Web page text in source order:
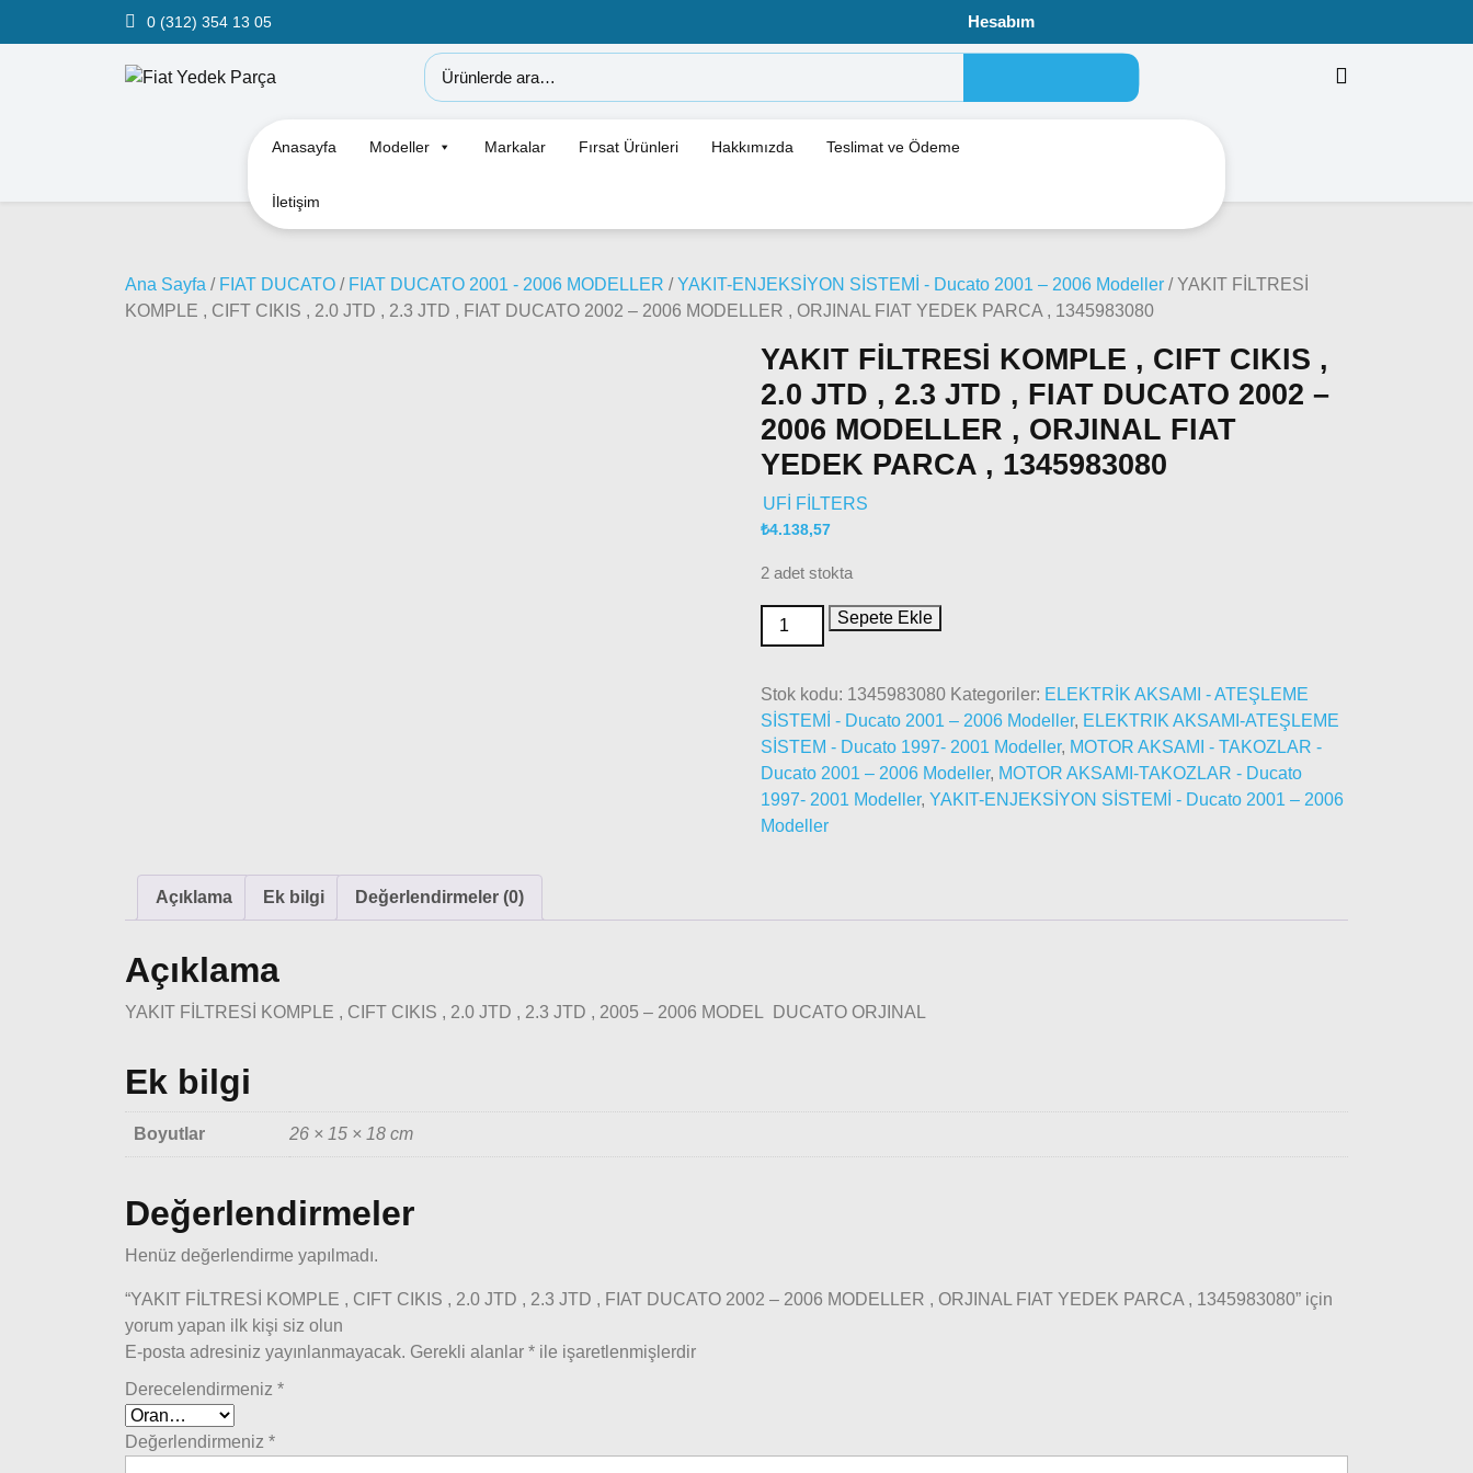
0 (312) 354 13 05 Hesabım
Anasayfa Modeller Markalar Fırsat Ürünleri Hakkımızda Teslimat ve Ödeme
İletişim
Ana Sayfa / FIAT DUCATO / FIAT DUCATO 2001 - 2006 MODELLER /YAKIT-ENJEKSİYON SİSTEMİ - Ducato 2001 – 2006 Modeller / YAKIT FİLTRESİ
KOMPLE , CIFT CIKIS , 2.0 JTD , 2.3 JTD , FIAT DUCATO 2002 – 2006 MODELLER , ORJINAL FIAT YEDEK PARCA , 1345983080
YAKIT FİLTRESİ KOMPLE , CIFT CIKIS ,
2.0 JTD , 2.3 JTD , FIAT DUCATO 2002 –
2006 MODELLER , ORJINAL FIAT
YEDEK PARCA , 1345983080
UFİ FİLTERS
₺4.138,57
2 adet stokta
Sepete Ekle
Stok kodu: 1345983080 Kategoriler: ELEKTRİK AKSAMI - ATEŞLEME
SİSTEMİ - Ducato 2001 – 2006 Modeller, ELEKTRIK AKSAMI-ATEŞLEME
SİSTEM - Ducato 1997- 2001 Modeller, MOTOR AKSAMI - TAKOZLAR -
Ducato 2001 – 2006 Modeller, MOTOR AKSAMI-TAKOZLAR - Ducato
1997- 2001 Modeller,YAKIT-ENJEKSİYON SİSTEMİ - Ducato 2001 – 2006
Modeller
Açıklama Ek bilgi Değerlendirmeler (0)
Açıklama
YAKIT FİLTRESİ KOMPLE , CIFT CIKIS , 2.0 JTD , 2.3 JTD , 2005 – 2006 MODEL DUCATO ORJINAL
Ek bilgi
Boyutlar 26 × 15 × 18 cm
Değerlendirmeler
Henüz değerlendirme yapılmadı.
“YAKIT FİLTRESİ KOMPLE , CIFT CIKIS , 2.0 JTD , 2.3 JTD , FIAT DUCATO 2002 – 2006 MODELLER , ORJINAL FIAT YEDEK PARCA , 1345983080” için
yorum yapan ilk kişi siz olun
E-posta adresiniz yayınlanmayacak. Gerekli alanlar * ile işaretlenmişlerdir
Derecelendirmeniz *
Değerlendirmeniz *